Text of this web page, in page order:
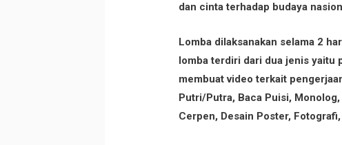
dan cinta terhadap budaya
Lomba dilaksanakan selama 2
lomba terdiri dari dua jenis yaitu
membuat video terkait
Putri/Putra, Baca Puisi,
Cerpen, Desain Poster,